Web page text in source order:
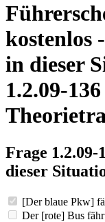
kostenlos
in dieser
1.2.09-
Frage 1.2.09-
dieser
[Der blaue Pkw]
Der [rote] Bus